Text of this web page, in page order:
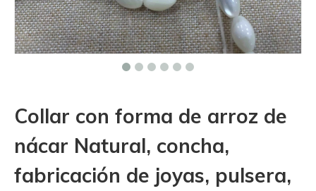
Collar con forma de arroz de
nácar Natural, concha,
fabricación de joyas, pulsera,